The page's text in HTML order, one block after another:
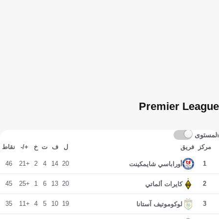
Premier League
المستوى
مركز فريق ل ف ت خ +/- نقاط
1 أوراباسي شايمكينت 20
14
4
2
+21
46
2 كايرات ألماتي 20
13
6
1
+25
45
3 لوكوموتيف آستانا 19
10
5
4
+11
35